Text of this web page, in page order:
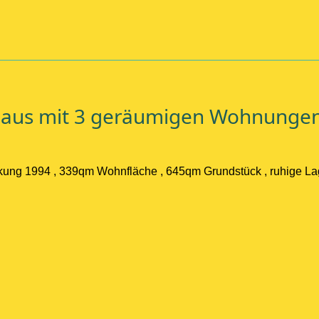
mit 3 geräumigen
1994 , 339qm Wohnfläche , 645qm Grundstück , ruhige